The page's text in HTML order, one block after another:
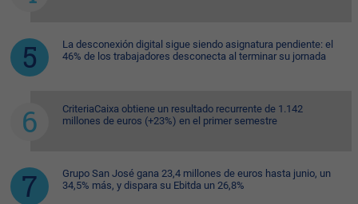
La desconexión digital sigue siendo asignatura pendiente: el
46% de los trabajadores desconecta al terminar su jornada
CriteriaCaixa obtiene un resultado recurrente de 1.142
millones de euros (+23%) en el primer semestre
Grupo San José gana 23,4 millones de euros hasta junio, un
34,5% más, y dispara su Ebitda un 26,8%